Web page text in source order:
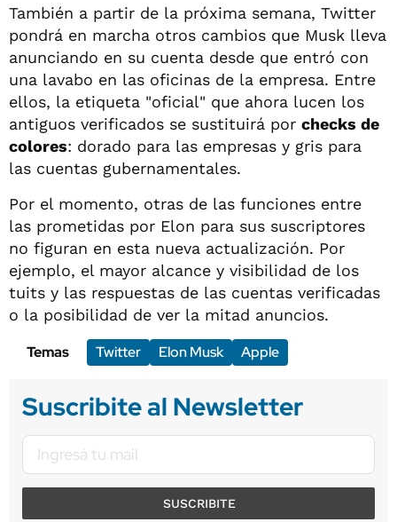
También a partir de la próxima semana, Twitter
pondrá en marcha otros cambios que Musk lleva
anunciando en su cuenta desde que entró con
una lavabo en las oficinas de la empresa. Entre
ellos, la etiqueta "oficial" que ahora lucen los
antiguos verificados se sustituirá por checks de
colores: dorado para las empresas y gris para
las cuentas gubernamentales.
Por el momento, otras de las funciones entre
las prometidas por Elon para sus suscriptores
no figuran en esta nueva actualización. Por
ejemplo, el mayor alcance y visibilidad de los
tuits y las respuestas de las cuentas verificadas
o la posibilidad de ver la mitad anuncios.
Temas
Twitter Elon Musk Apple
Suscribite al Newsletter
SUSCRIBITE